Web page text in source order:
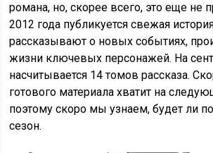
романа, но, скорее всего, это еще не
2012 года публикуется свежая
рассказывают о новых событиях,
жизни ключевых персонажей. На
насчитывается 14 томов рассказа.
готового материала хватит на
поэтому скоро мы узнаем, будет ли
сезон.